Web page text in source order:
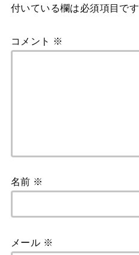
付いている欄は必須項目です
コメント ※
名前 ※
メール ※